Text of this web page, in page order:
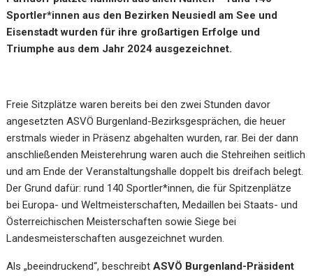
Sportler*innen aus den Bezirken Neusiedl am See und
Eisenstadt wurden für ihre großartigen Erfolge und
Triumphe aus dem Jahr 2024 ausgezeichnet.
Freie Sitzplätze waren bereits bei den zwei Stunden davor
angesetzten ASVÖ Burgenland-Bezirksgesprächen, die heuer
erstmals wieder in Präsenz abgehalten wurden, rar. Bei der dann
anschließenden Meisterehrung waren auch die Stehreihen seitlich
und am Ende der Veranstaltungshalle doppelt bis dreifach belegt.
Der Grund dafür: rund 140 Sportler*innen, die für Spitzenplätze
bei Europa- und Weltmeisterschaften, Medaillen bei Staats- und
Österreichischen Meisterschaften sowie Siege bei
Landesmeisterschaften ausgezeichnet wurden.
Als „beeindruckend“, beschreibtASVÖ Burgenland-Präsident